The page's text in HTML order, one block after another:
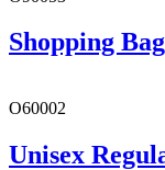
Shopping
O60002
Unisex